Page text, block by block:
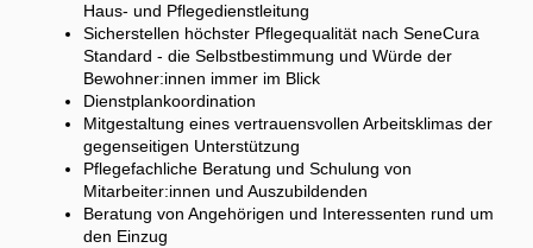
Haus- und Pflegedienstleitung
Sicherstellen höchster Pflegequalität nach SeneCura
Standard - die Selbstbestimmung und Würde der
Bewohner:innen immer im Blick
Dienstplankoordination
Mitgestaltung eines vertrauensvollen Arbeitsklimas der
gegenseitigen Unterstützung
Pflegefachliche Beratung und Schulung von
Mitarbeiter:innen und Auszubildenden
Beratung von Angehörigen und Interessenten rund um
den Einzug